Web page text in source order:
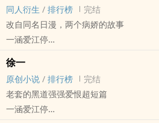
同人衍生 / 排行榜
完结
改自同名日漫，两个病娇的故事
一涵爱江停
狗血 - 年下 - 骨科 - 病娇
短篇
橘秋生×橘元春
别人眼中的乖孩子弟弟攻×别人眼中的‌‍‍淫‍‎‌
徐一
原创小说 / 排行榜
完结
老套的黑道强强爱恨超短篇
一涵爱江停